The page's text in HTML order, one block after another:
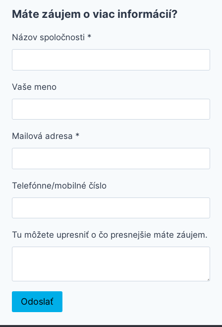
Máte záujem o viac informácií?
Názov spoločnosti *
Vaše meno
Mailová adresa *
Telefónne/mobilné číslo
Tu môžete upresniť o čo presnejšie máte záujem.
Odoslať